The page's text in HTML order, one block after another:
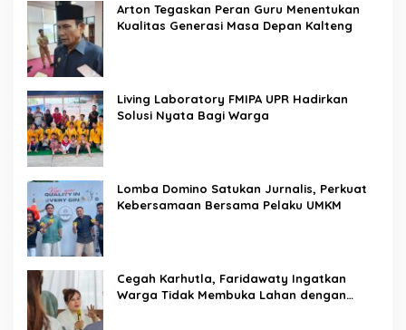
Arton Tegaskan Peran Guru Menentukan
Kualitas Generasi Masa Depan Kalteng
Living Laboratory FMIPA UPR Hadirkan
Solusi Nyata Bagi Warga
Lomba Domino Satukan Jurnalis, Perkuat
Kebersamaan Bersama Pelaku UMKM
Cegah Karhutla, Faridawaty Ingatkan
Warga Tidak Membuka Lahan dengan